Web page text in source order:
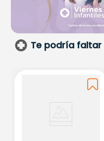
Te podría faltar